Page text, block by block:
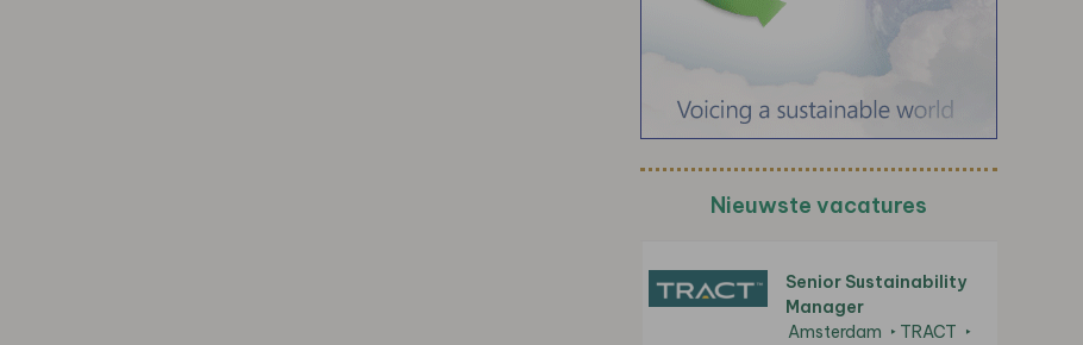
Nieuwste vacatures
Senior Sustainability
Manager
Amsterdam
TRACT